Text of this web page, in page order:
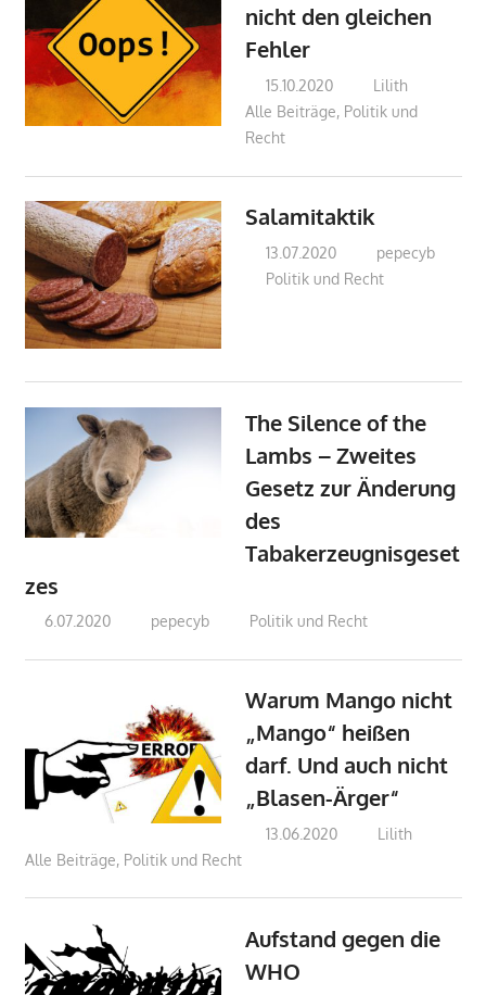
nicht den gleichen
Fehler
15.10.2020
Lilith
Alle Beiträge, Politik und
Recht
Salamitaktik
13.07.2020
pepecyb
Politik und Recht
The Silence of the
Lambs – Zweites
Gesetz zur Änderung
des
Tabakerzeugnisgeset
zes
6.07.2020 pepecyb Politik und Recht
Warum Mango nicht
„Mango“ heißen
darf. Und auch nicht
„Blasen-Ärger“
13.06.2020
Lilith
Alle Beiträge, Politik und Recht
Aufstand gegen die
WHO